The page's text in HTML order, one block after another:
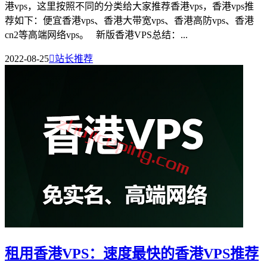
港vps，这里按照不同的分类给大家推荐香港vps，香港vps推
荐如下：便宜香港vps、香港大带宽vps、香港高防vps、香港
cn2等高端网络vps。 新版香港VPS总结：...
2022-08-25站长推荐
租用香港VPS：速度最快的香港VPS推荐